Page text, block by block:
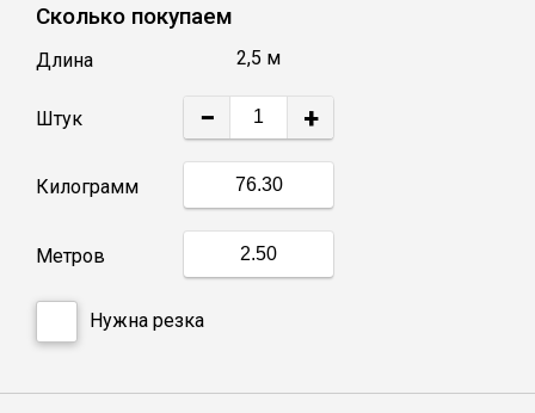
Труба профильная
Швеллер
Профлист
Сетка кладочная
Сколько покупаем
Длина 2,5 м
Штук − +
Килограмм
Метров
Нужна резка